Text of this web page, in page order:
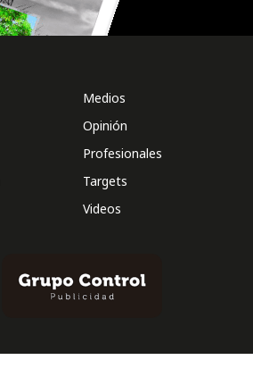
Medios
Opinión
Profesionales
Targets
Videos